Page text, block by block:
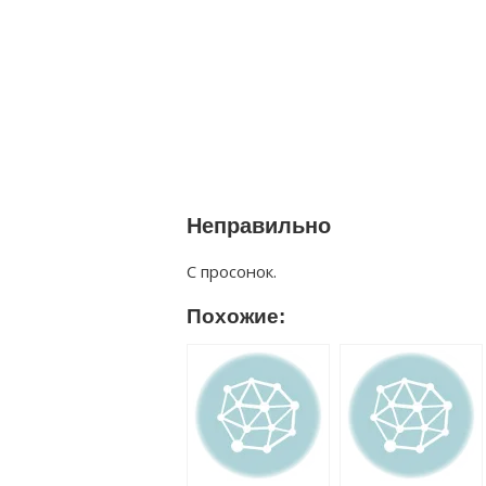
Неправильно
С просонок.
Похожие: